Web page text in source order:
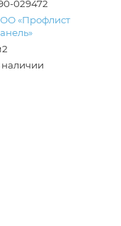
029472
«Профлист
наличии